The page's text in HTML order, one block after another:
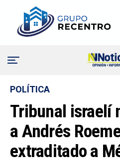
POLÍTICA
Tribunal israelí
a Andrés
extraditado a